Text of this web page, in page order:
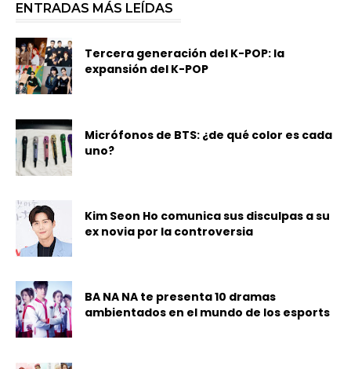
ENTRADAS MÁS LEÍDAS
Tercera generación del K-POP: la
expansión del K-POP
Micrófonos de BTS: ¿de qué color es cada
uno?
Kim Seon Ho comunica sus disculpas a su
ex novia por la controversia
BA NA NA te presenta 10 dramas
ambientados en el mundo de los esports